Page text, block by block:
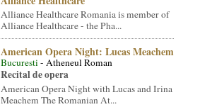
Alliance Healthcare Romania is member of
Alliance Healthcare - the Pha...
American Opera Night: Lucas Meachem
Bucuresti- Atheneul Roman
Recital de opera
American Opera Night with Lucas and Irina
Meachem The Romanian At...